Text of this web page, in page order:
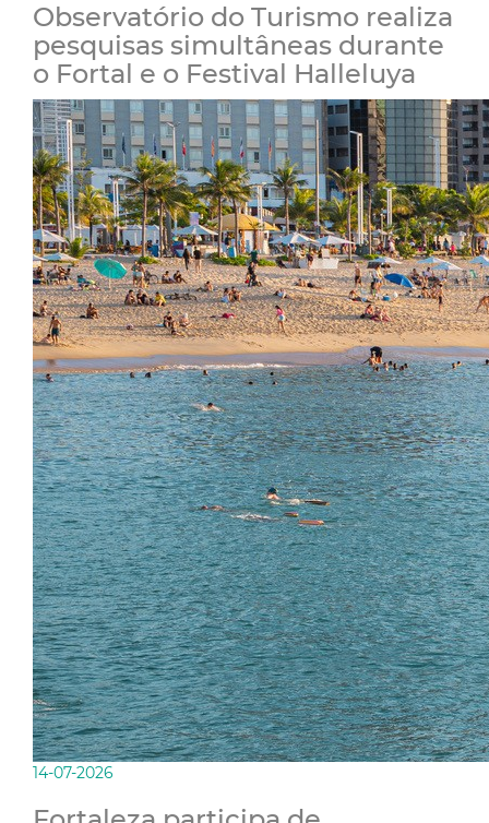
Observatório do Turismo realiza
pesquisas simultâneas durante
o Fortal e o Festival Halleluya
14-07-2026